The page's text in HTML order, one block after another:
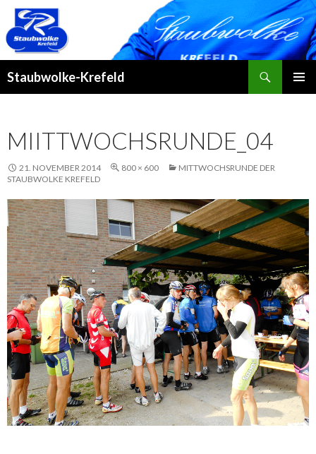
Staubwolke-Krefeld
MIITTWOCHSRUNDE_04
21. NOVEMBER 2014 800 × 600
MITTWOCHSRUNDE DER
STAUBWOLKE KREFELD